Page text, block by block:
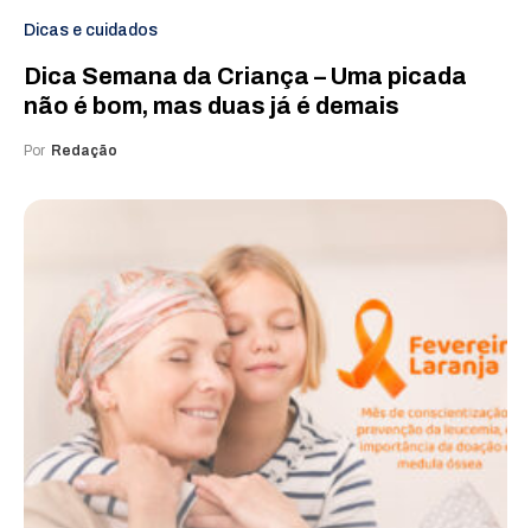
Dicas e cuidados
Dica Semana da Criança – Uma picada
não é bom, mas duas já é demais
Por Redação